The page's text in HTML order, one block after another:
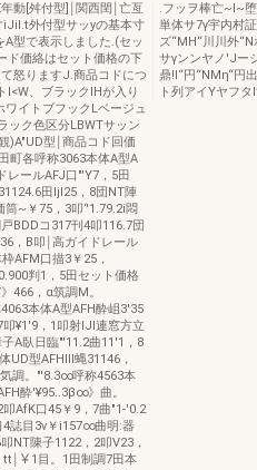
動[舛付型]￨関西閏￨亡亙
iJil.t外付型サッyの基本寸
型で表示しました.(セッ
ド価絡はセット価格の下
怒りますJ.商品コドにつ
I<W、ブラックIHが入り
ワイトブフックLベージュ
ック色区分LBWTサッン
)A"UD型￨商品コド回価
町各呼称3063本体A型A
レールAFJ口"'Y7，5田
田ljI25，8団NT陣
~￥75，3叩‘'1.79.2i悶
BDDコ317刊4叩116.7団
，B叩￨高ガイドレール
AFM口描3￥25，
判1，5田セット価格
466，α筑調M。
本体A型AFH酔岨3'35
¥1'9，1叩射lJl連窓方立
A臥日臨"'11.2曲11'1，8
UD型AFHIIl蝿31146，
調。"'8.3∞呼称4563本
酔'¥95..3β∞》曲。
AfK口45￥9，7曲"1-'0.2
4誌目3v￥i157∞曲明:器
NT陳子1122，2叩V23，
￨￥1目。1田制調7田本
.フッヲ棒亡~I~
単体サ7γ宇内村
ズ“MH“川川外
サγンンヤノ'Jー
鼎!l“円“NMη“円
ト列アイYヤフ